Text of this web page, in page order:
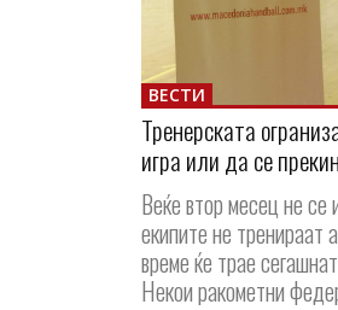
ВЕСТИ
Тренерската
игра или да се
Веќе втор месец не се
екипите не тренираат
време ќе трае
Некои ракометни